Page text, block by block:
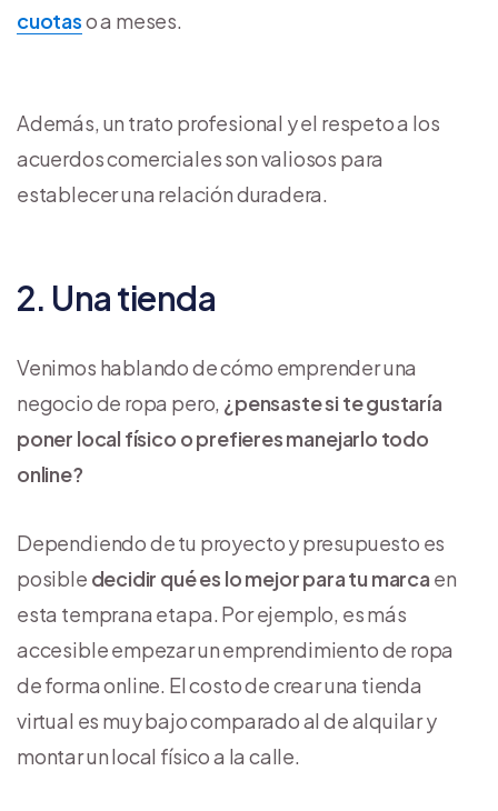
cuotaso a meses.
Además, un trato profesional y el respeto a los
acuerdos comerciales son valiosos para
establecer una relación duradera.
2. Una tienda
Venimos hablando de cómo emprender una
negocio de ropa pero, ¿pensaste si te gustaría
poner local físico o prefieres manejarlo todo
online?
Dependiendo de tu proyecto y presupuesto es
posible decidir qué es lo mejor para tu marca en
esta temprana etapa. Por ejemplo, es más
accesible empezar un emprendimiento de ropa
de forma online. El costo de crear una tienda
virtual es muy bajo comparado al de alquilar y
montar un local físico a la calle.